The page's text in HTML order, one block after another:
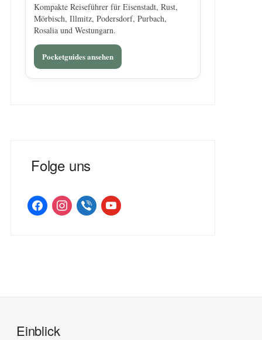
Kompakte Reiseführer für Eisenstadt, Rust,
Mörbisch, Illmitz, Podersdorf, Purbach,
Rosalia und Westungarn.
Pocketguides ansehen
Folge uns
facebookinstagramviber youtube
Einblick